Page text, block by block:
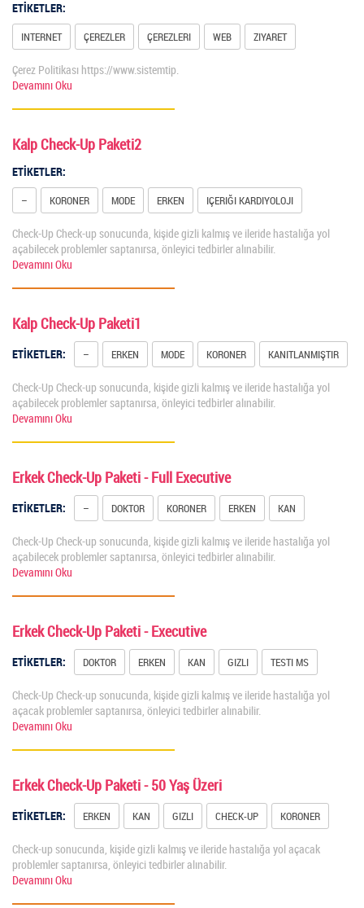
ETİKETLER:
INTERNET ÇEREZLER ÇEREZLERI WEB ZIYARET
Çerez Politikası https://www.sistemtip.
Devamını Oku
Kalp Check-Up Paketi2
ETİKETLER:
– KORONER MODE ERKEN IÇERIĞI KARDIYOLOJI
Check-Up Check-up sonucunda, kişide gizli kalmış ve ileride hastalığa yol
açabilecek problemler saptanırsa, önleyici tedbirler alınabilir.
Devamını Oku
Kalp Check-Up Paketi1
ETİKETLER: – ERKEN MODE KORONER KANITLANMIŞTIR
Check-Up Check-up sonucunda, kişide gizli kalmış ve ileride hastalığa yol
açabilecek problemler saptanırsa, önleyici tedbirler alınabilir.
Devamını Oku
Erkek Check-Up Paketi - Full Executive
ETİKETLER: – DOKTOR KORONER ERKEN KAN
Check-Up Check-up sonucunda, kişide gizli kalmış ve ileride hastalığa yol
açabilecek problemler saptanırsa, önleyici tedbirler alınabilir.
Devamını Oku
Erkek Check-Up Paketi - Executive
ETİKETLER: DOKTOR ERKEN KAN GIZLI TESTI MS
Check-Up Check-up sonucunda, kişide gizli kalmış ve ileride hastalığa yol
açacak problemler saptanırsa, önleyici tedbirler alınabilir.
Devamını Oku
Erkek Check-Up Paketi - 50 Yaş Üzeri
ETİKETLER: ERKEN KAN GIZLI CHECK-UP KORONER
Check-up sonucunda, kişide gizli kalmış ve ileride hastalığa yol açacak
problemler saptanırsa, önleyici tedbirler alınabilir.
Devamını Oku